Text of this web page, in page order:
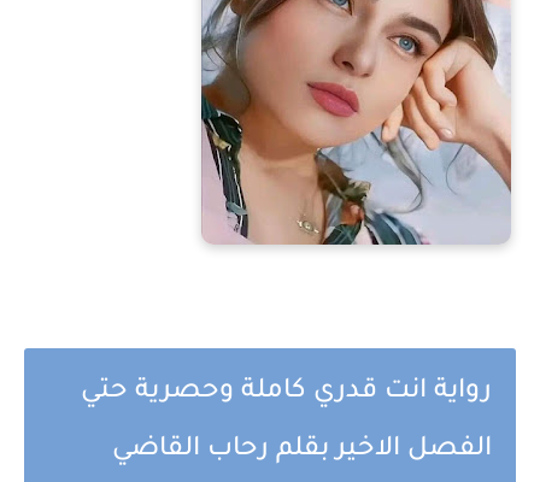
رواية انت قدري كاملة وحصرية حتي
الفصل الاخير بقلم رحاب القاضي